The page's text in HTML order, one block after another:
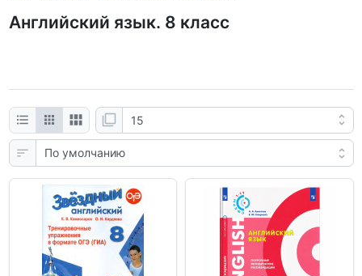
Английский язык. 8 класс